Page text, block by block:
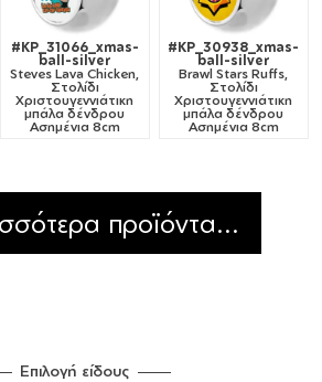
#KP_31066_xmas-
ball-silver
Steves Lava Chicken,
Στολίδι
Χριστουγεννιάτικη
μπάλα δένδρου
Ασημένια 8cm
#KP_30938_xmas-
ball-silver
Brawl Stars Ruffs,
Στολίδι
Χριστουγεννιάτικη
μπάλα δένδρου
Ασημένια 8cm
προϊόντα...
Επιλογή είδους